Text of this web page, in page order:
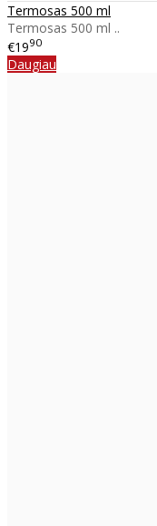
Termosas 500 ml
Termosas 500 ml ..
€1990
Daugiau